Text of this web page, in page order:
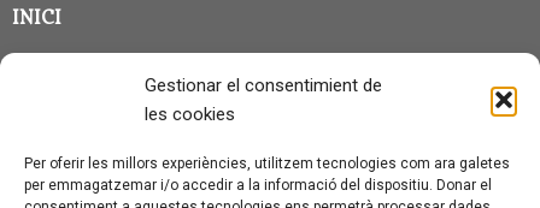
Gestionar el consentimient de
les cookies
Per oferir les millors experiències, utilitzem tecnologies com ara galetes
per emmagatzemar i/o accedir a la informació del dispositiu. Donar el
INICI
CLASSE EN GRUP
QUI SOC?
CONTACTE